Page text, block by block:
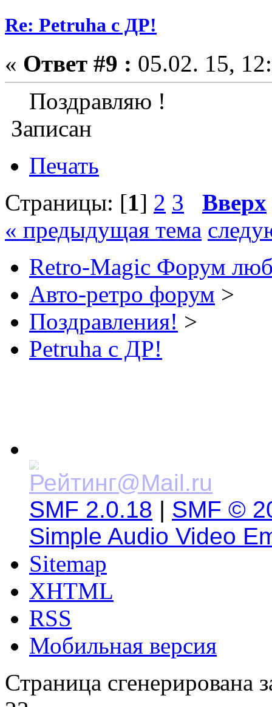
Re: Petruha с ДР!
« Ответ #9 : 05.02. 15,
Поздравляю !
Записан
Печать
Страницы: [1] 2 3
Вверх
« предыдущая тема
Retro-Magic Форум
Авто-ретро форум >
Поздравления! >
Petruha с ДР!
SMF 2.0.18 | SMF ©
Simple Audio Video
Sitemap
XHTML
RSS
Мобильная версия
Страница сгенерирована